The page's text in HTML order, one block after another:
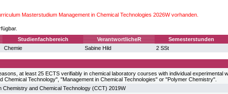
Masterstudium Management in Chemical Technologies 2026W vorhanden.
Studienfachbereich VerantwortlicheR Semesterstunden
Chemie Sabine Hild 2 SSt
at least 25 ECTS verifiably in chemical laboratory courses with individual experimental
Chemical Technology", "Management in Chemical Technologies" or "Polymer Chemistry".
Chemistry and Chemical Technology (CCT) 2019W